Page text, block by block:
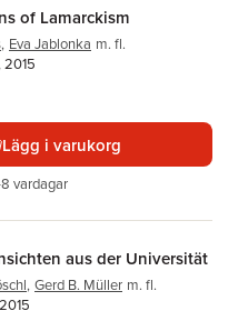
of Lamarckism
, Eva Jablonka m. fl.
2015
Lägg i varukorg
vardagar
aus der Universität
, Gerd B. Müller m. fl.